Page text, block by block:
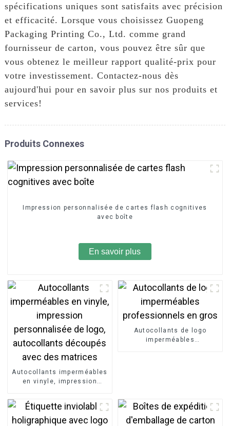
spécifications uniques sont satisfaits avec précision
et efficacité. Lorsque vous choisissez Guopeng
Packaging Printing Co., Ltd. comme grand
fournisseur de carton, vous pouvez être sûr que
vous obtenez le meilleur rapport qualité-prix pour
votre investissement. Contactez-nous dès
aujourd'hui pour en savoir plus sur nos produits et
services!
Produits Connexes
Impression personnalisée de cartes flash cognitives
avec boîte
En savoir plus
Autocollants imperméables
en vinyle, impression
autocollants découpés
avec des matrices
Autocollants de logo
imperméables